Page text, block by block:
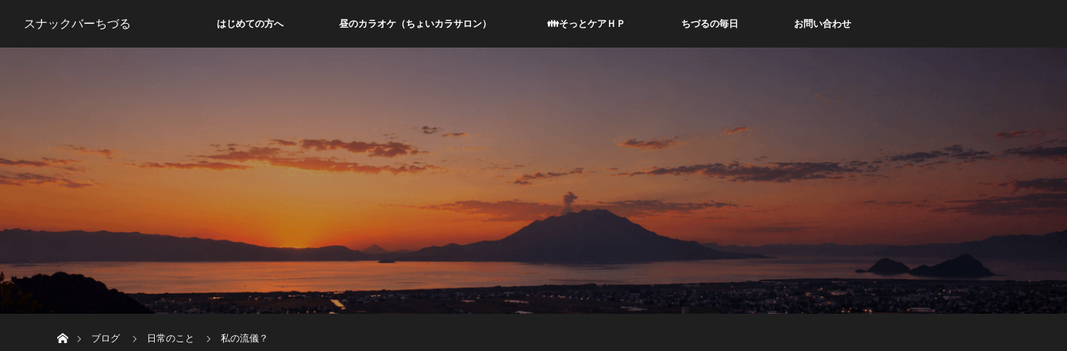
スナックバーちづる はじめての方へ 昼のカラオケ（ちょいカラサロン） 👪そっとケアＨＰ ちづるの毎日 お問い合わせ
ブログ
日常のこと 私の流儀？